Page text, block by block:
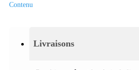
Livraisons
Contenu